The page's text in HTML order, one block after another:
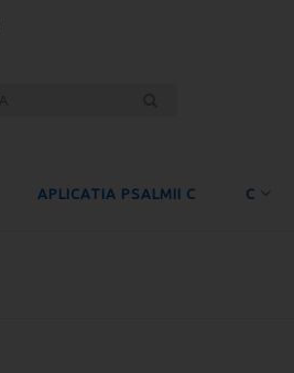
APLICATIA PSALMII C C